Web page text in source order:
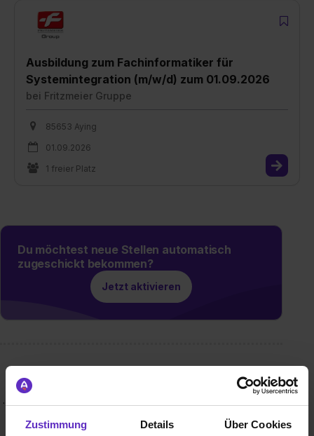
Zustimmung Details Über Cookies
Ausbildung zum Fachinformatiker für
Systemintegration (m/w/d) zum 01.09.2026
bei Fritzmeier Gruppe
85653 Aying
01.09.2026
1 freier Platz
Du möchtest neue Stellen automatisch
zugeschickt bekommen?
Jetzt aktivieren
... Fritzmeier in den 80-iger Jahren die ersten Vollkunststoff-
bestritt?